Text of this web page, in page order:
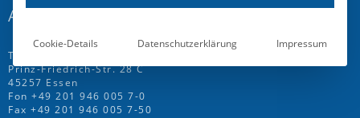
ADRESSE
T.A.Project GmbH
Prinz-Friedrich-Str. 28 C
45257 Essen
Fon +49 201 946 005 7-0
Fax +49 201 946 005 7-50
Cookie-Details Datenschutzerklärung Impressum